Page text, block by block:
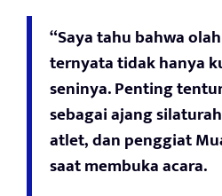
“Saya tahu bahwa
ternyata tidak hanya
seninya. Penting
sebagai ajang
atlet, dan penggiat
saat membuka acara.